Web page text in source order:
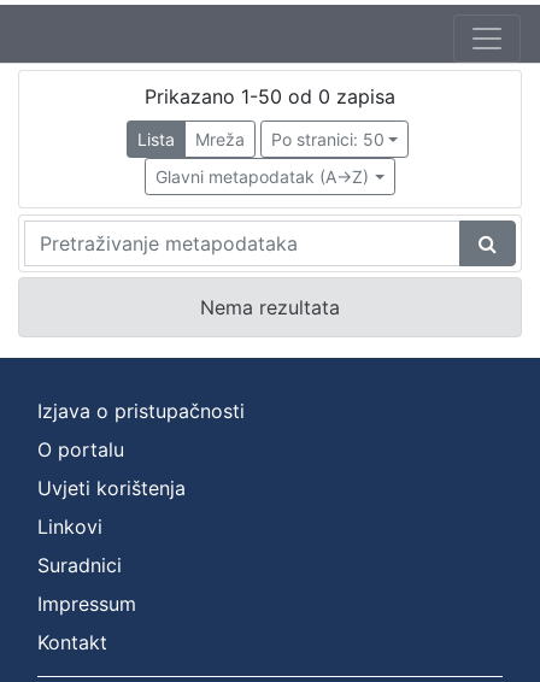
Prikazano 1-50 od 0 zapisa
Lista Mreža
Po stranici: 50
Glavni metapodatak (A->Z)
Nema rezultata
Izjava o pristupačnosti
O portalu
Uvjeti korištenja
Linkovi
Suradnici
Impressum
Kontakt